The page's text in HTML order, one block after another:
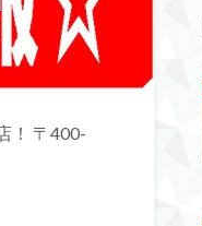
！ 〒400-